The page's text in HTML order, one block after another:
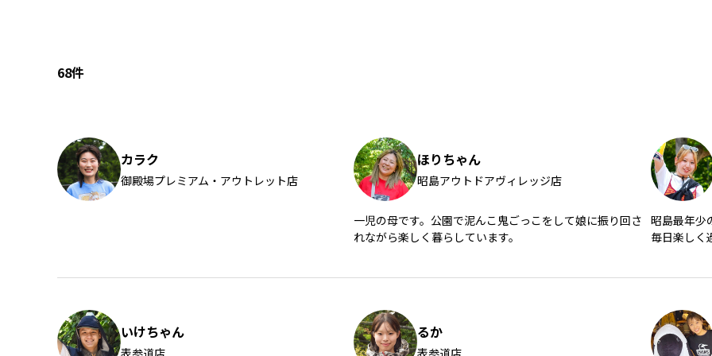
68件
カラク
御殿場プレミアム・アウトレット店
ほりちゃん
昭島アウトドアヴィレッジ店
一児の母です。公園で泥んこ鬼ごっこをして娘に振り回さ
れながら楽しく暮らしています。
昭島最年少
毎日楽しく
いけちゃん
表参道店
るか
表参道店